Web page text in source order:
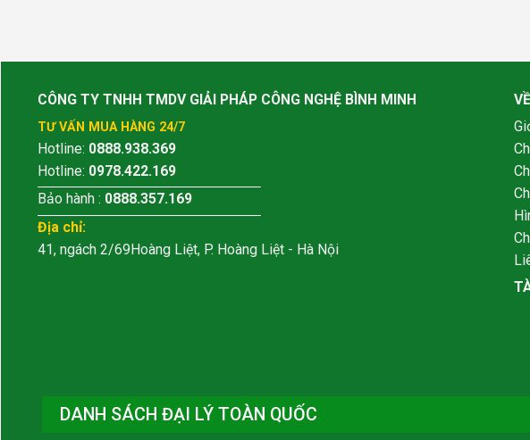
CÔNG TY TNHH TMDV GIẢI PHÁP CÔNG NGHỆ BÌNH MINH
TƯ VẤN MUA HÀNG 24/7
Hotline: 0888.938.369
Hotline: 0978.422.169
Bảo hành : 0888.357.169
Địa chỉ:
41, ngách 2/69Hoàng Liệt, P. Hoàng Liệt - Hà Nội
DANH SÁCH ĐẠI LÝ TOÀN QUỐC